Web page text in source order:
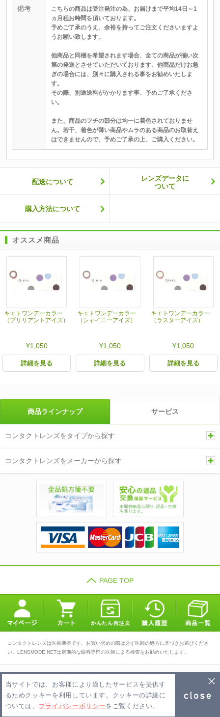
備考
こちらの商品は受注発注の為、お届けまで平均14日～1
ヵ月程お時間を頂いております。
予めご了承のうえ、余裕を持ってご注文くださいますよ
うお願い致します。
他商品と同梱を希望されます場合、全ての商品が揃い次
第の発送とさせていただいております。他商品だけお急
ぎの場合には、別々に購入される事をお勧めいたしま
す。
その際、別途送料がかかります事、予めご了承くださ
い。
また、商品のフチの部分は均一に着色されておりませ
ん。若干、着色が薄い商品やムラのある商品のお取替え
はできませんので、予めご了承の上、ご購入ください。
配送について
レンズデータに
ついて
購入方法について
オススメ商品
キエトワンデーカラー
（ブリリアントアイズ）
¥1,050
詳細を見る
キエトワンデーカラー
（シャイニーアイズ）
¥1,050
詳細を見る
キエトワンデーカラー
（ラスターアイズ）
¥1,050
詳細を見る
商品ラインナップ
コンタクトレンズをタイプから探す
コンタクトレンズをメーカーから探す
サービス
PAGE TOP
コンタクトレンズは医療機器です。お買い求めの際は必ず医師の処方に基づきお選びくださ
い。LENSMODE.NETは定期的な眼科専門の医師による検査をお勧めいたします。
TOP 会社概要
利用規約
プライバシーポリシー
お問い合わせ FAQ
Copyright 2026 LENSMODE.NET PTE,LTD. All Rights Reserved.
当サイトでは、お客様により適したサービスを提供す
るためクッキーを利用しています。クッキーの詳細に
ついては、 プライバシーポリシー をご覧ください。